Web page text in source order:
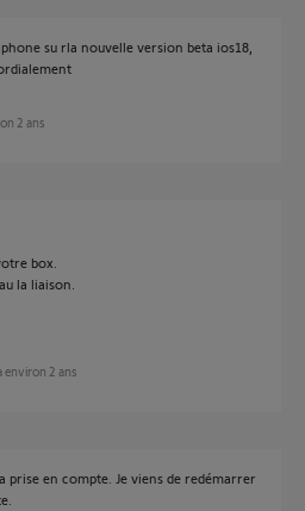
su rla nouvelle version beta ios18,
2 ans
box.
la liaison.
environ 2 ans
prise en compte. Je viens de redémarrer